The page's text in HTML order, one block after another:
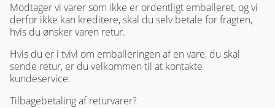
Modtager vi varer som ikke er ordentligt emballeret, og vi
derfor ikke kan kreditere, skal du selv betale for fragten,
hvis du ønsker varen retur.
Hvis du er i tvivl om emballeringen af en vare, du skal
sende retur, er du velkommen til at kontakte
kundeservice.
Tilbagebetaling af returvarer?